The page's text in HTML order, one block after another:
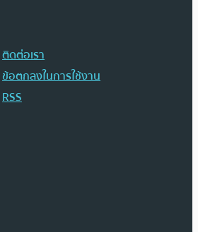
ติดต่อเรา
ข้อตกลงในการใช้งาน
RSS